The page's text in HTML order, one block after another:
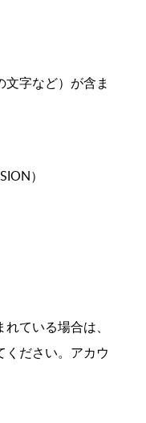
字など）が含ま
）
ている場合は、
ださい。アカウ